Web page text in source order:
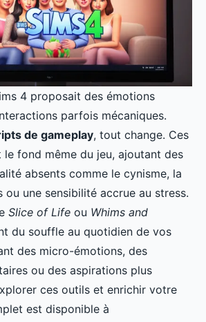
4 proposait des émotions
parfois mécaniques.
de gameplay, tout change. Ces
fond même du jeu, ajoutant des
absents comme le cynisme, la
ou une sensibilité accrue au stress.
Slice of Life ou Whims and
du souffle au quotidien de vos
des micro-émotions, des
ou des aspirations plus
ces outils et enrichir votre
est disponible à